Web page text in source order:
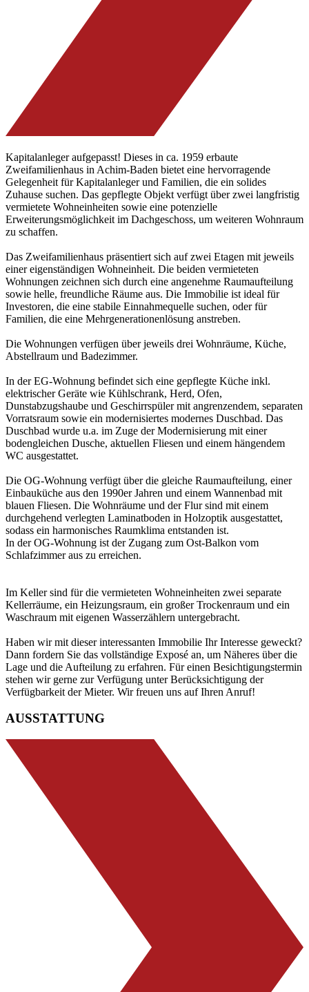
Kapitalanleger aufgepasst! Dieses in ca. 1959 erbaute
Zweifamilienhaus in Achim-Baden bietet eine hervorragende
Gelegenheit für Kapitalanleger und Familien, die ein solides
Zuhause suchen. Das gepflegte Objekt verfügt über zwei langfristig
vermietete Wohneinheiten sowie eine potenzielle
Erweiterungsmöglichkeit im Dachgeschoss, um weiteren Wohnraum
zu schaffen.
Das Zweifamilienhaus präsentiert sich auf zwei Etagen mit jeweils
einer eigenständigen Wohneinheit. Die beiden vermieteten
Wohnungen zeichnen sich durch eine angenehme Raumaufteilung
sowie helle, freundliche Räume aus. Die Immobilie ist ideal für
Investoren, die eine stabile Einnahmequelle suchen, oder für
Familien, die eine Mehrgenerationenlösung anstreben.
Die Wohnungen verfügen über jeweils drei Wohnräume, Küche,
Abstellraum und Badezimmer.
In der EG-Wohnung befindet sich eine gepflegte Küche inkl.
elektrischer Geräte wie Kühlschrank, Herd, Ofen,
Dunstabzugshaube und Geschirrspüler mit angrenzendem, separaten
Vorratsraum sowie ein modernisiertes modernes Duschbad. Das
Duschbad wurde u.a. im Zuge der Modernisierung mit einer
bodengleichen Dusche, aktuellen Fliesen und einem hängendem
WC ausgestattet.
Die OG-Wohnung verfügt über die gleiche Raumaufteilung, einer
Einbauküche aus den 1990er Jahren und einem Wannenbad mit
blauen Fliesen. Die Wohnräume und der Flur sind mit einem
durchgehend verlegten Laminatboden in Holzoptik ausgestattet,
sodass ein harmonisches Raumklima entstanden ist.
In der OG-Wohnung ist der Zugang zum Ost-Balkon vom
Schlafzimmer aus zu erreichen.
Im Keller sind für die vermieteten Wohneinheiten zwei separate
Kellerräume, ein Heizungsraum, ein großer Trockenraum und ein
Waschraum mit eigenen Wasserzählern untergebracht.
Haben wir mit dieser interessanten Immobilie Ihr Interesse geweckt?
Dann fordern Sie das vollständige Exposé an, um Näheres über die
Lage und die Aufteilung zu erfahren. Für einen Besichtigungstermin
stehen wir gerne zur Verfügung unter Berücksichtigung der
Verfügbarkeit der Mieter. Wir freuen uns auf Ihren Anruf!
AUSSTATTUNG